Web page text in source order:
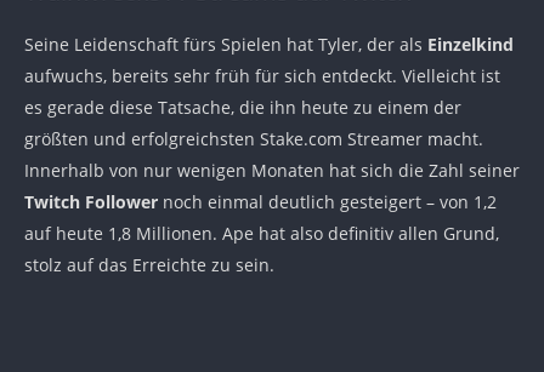
Seine Leidenschaft fürs Spielen hat Tyler, der als Einzelkind
aufwuchs, bereits sehr früh für sich entdeckt. Vielleicht ist
es gerade diese Tatsache, die ihn heute zu einem der
größten und erfolgreichsten Stake.com Streamer macht.
Innerhalb von nur wenigen Monaten hat sich die Zahl seiner
Twitch Follower noch einmal deutlich gesteigert – von 1,2
auf heute 1,8 Millionen. Ape hat also definitiv allen Grund,
stolz auf das Erreichte zu sein.